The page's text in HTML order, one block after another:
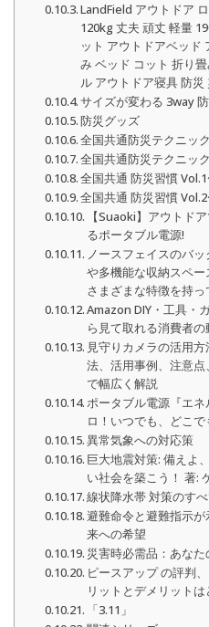
LandField アウトドア
120kg 丈夫 頑丈 軽量
ット アウトドアベッド
み ベッド コット 折り
ル アウトドア寝具 防災
サイズが変わる 3way
防災グッズ
全国共通防災テクニッ
全国共通防災テクニッ
全国共通 防災習慣
全国共通 防災習慣
【Suaoki】アウトド
るポータブル電源!
ノースフェイスのバ
や多機能な収納スペー
さまざまな特徴を持っ
Amazon DIY・工具・
ら見て取れる消費者
見守りカメラの活用
法、活用事例、注意
で幅広く解説
ポータブル電源『エ
ロ！いつでも、どこ
異常気象への対応策
巨大地震対策: 備えよ
い社会を築こう！ 著:
線状降水帯 対策のす
避難命令と避難指示
来への希望
災害時必需品：あな
ピースアップ の評判
リットとデメリットは
「3.11」